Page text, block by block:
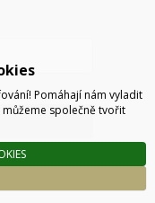
Pomáhají nám vyladit
můžeme společně tvořit